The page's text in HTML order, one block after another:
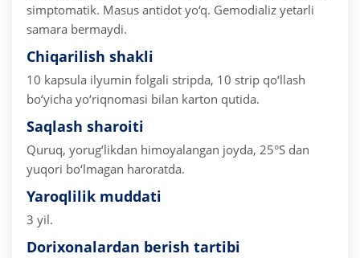
simptomatik. Masus antidot yo‘q. Gemodializ yetarli
samara bermaydi.
Chiqarilish shakli
10 kapsula ilyumin folgali stripda, 10 strip qo‘llash
bo‘yicha yo‘riqnomasi bilan karton qutida.
Saqlash sharoiti
Quruq, yorug‘likdan himoyalangan joyda, 25°S dan
yuqori bo‘lmagan haroratda.
Yaroqlilik muddati
3 yil.
Dorixonalardan berish tartibi